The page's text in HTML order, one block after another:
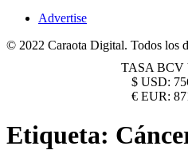
Advertise
© 2022 Caraota Digital. Todos los
TASA BCV
$ USD:
€ EUR:
Etiqueta: